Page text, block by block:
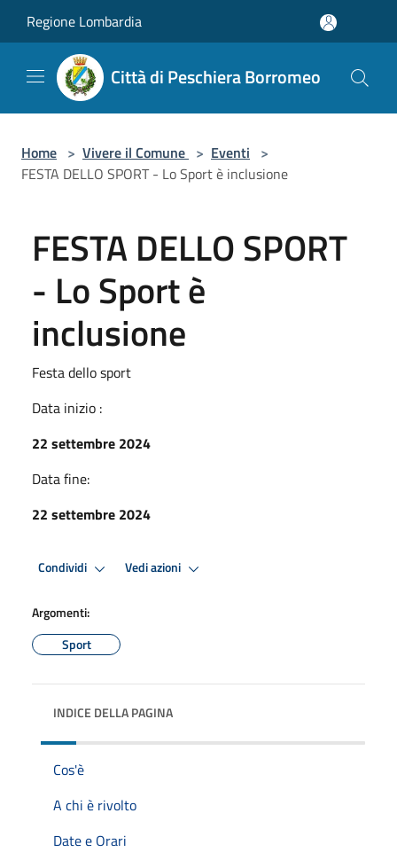
Regione Lombardia
Città di Peschiera Borromeo
Home > Vivere il Comune > Eventi >
FESTA DELLO SPORT - Lo Sport è inclusione
FESTA DELLO SPORT
- Lo Sport è
inclusione
Festa dello sport
Data inizio :
22 settembre 2024
Data fine:
22 settembre 2024
Condividi Vedi azioni
Argomenti:
Sport
INDICE DELLA PAGINA
Cos'è
A chi è rivolto
Date e Orari